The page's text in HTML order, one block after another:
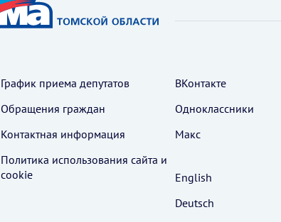
График приема депутатов
Обращения граждан
Контактная информация
Политика использования cайта и
cookie
ВКонтакте
Одноклассники
Макс
English
Deutsch